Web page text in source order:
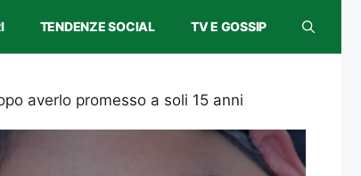
TENDENZE SOCIAL TV E GOSSIP
averlo promesso a soli 15 anni